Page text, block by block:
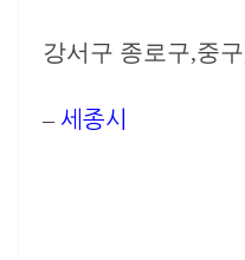
강서구 종로구,중
– 세종시